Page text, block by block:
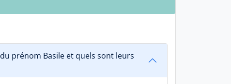
du prénom Basile et quels sont leurs